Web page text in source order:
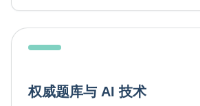
权威题库与 AI 技术